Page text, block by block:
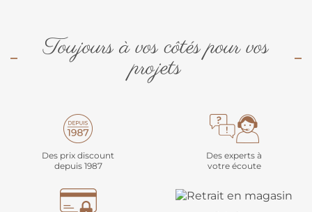
Toujours à vos côtés pour vos
projets
Des prix discount
depuis 1987
Des experts à
votre écoute